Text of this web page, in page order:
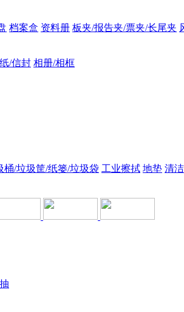
档案盒 资料册 板夹/报告夹/票夹/长尾夹
/信封 相册/相框
桶/垃圾筐/纸篓/垃圾袋 工业擦拭 地垫 清